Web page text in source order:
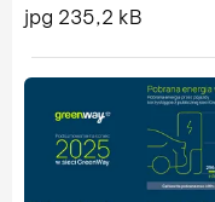
jpg 235,2 kB